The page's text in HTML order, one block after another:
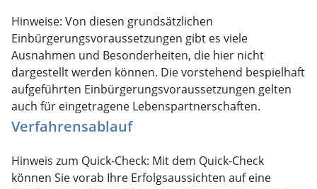
Hinweise: Von diesen grundsätzlichen
Einbürgerungsvoraussetzungen gibt es viele
Ausnahmen und Besonderheiten, die hier nicht
dargestellt werden können. Die vorstehend bespielhaft
aufgeführten Einbürgerungsvoraussetzungen gelten
auch für eingetragene Lebenspartnerschaften.
Verfahrensablauf
Hinweis zum Quick-Check: Mit dem Quick-Check
können Sie vorab Ihre Erfolgsaussichten auf eine